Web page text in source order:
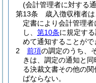
(会計管理者に対する
第13条
歳入徴収権者
定書により会計管理者
し、 第10条に規定す
めて通知することがで
2
前項の調定のうち、
きは、調定の通知と
る決裁文書その他の
ばならない。